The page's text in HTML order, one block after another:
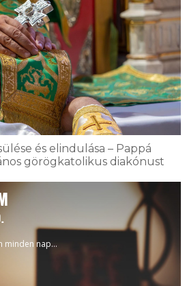
és elindulása – Pappá
görögkatolikus diakónust
minden nap...